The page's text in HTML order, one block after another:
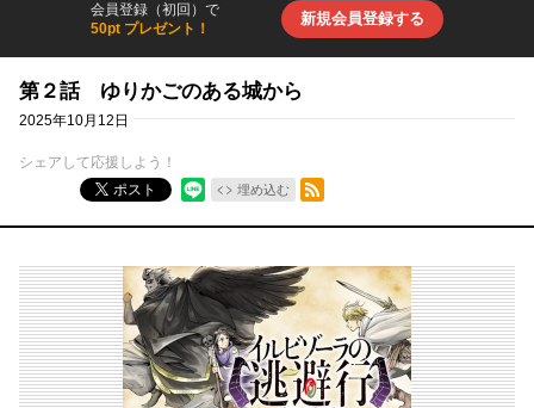
会員登録（初回）で
50pt プレゼント！
新規会員登録する
第２話 ゆりかごのある城から
2025年10月12日
シェアして応援しよう！
ポスト
埋め込む
RSSフィード